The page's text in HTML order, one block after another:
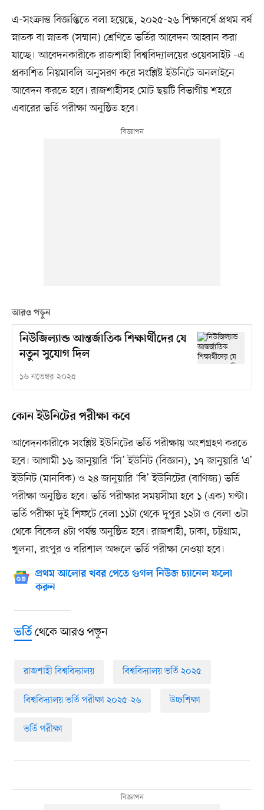
এ-সংক্রান্ত বিজ্ঞপ্তিতে বলা হয়েছে, ২০২৫-২৬ শিক্ষাবর্ষে প্রথম বর্ষ
স্নাতক বা স্নাতক (সম্মান) শ্রেণিতে ভর্তির আবেদন আহ্বান করা
যাচ্ছে। আবেদনকারীকে রাজশাহী বিশ্ববিদ্যালয়ের ওয়েবসাইট -এ
প্রকাশিত নিয়মাবলি অনুসরণ করে সংশ্লিষ্ট ইউনিটে অনলাইনে
আবেদন করতে হবে। রাজশাহীসহ মোট ছয়টি বিভাগীয় শহরে
এবারের ভর্তি পরীক্ষা অনুষ্ঠিত হবে।
আরও পড়ুন
নিউজিল্যান্ড আন্তর্জাতিক শিক্ষার্থীদের যে
নতুন সুযোগ দিল
১৬ নভেম্বর ২০২৫
কোন ইউনিটের পরীক্ষা কবে
আবেদনকারীকে সংশ্লিষ্ট ইউনিটের ভর্তি পরীক্ষায় অংশগ্রহণ করতে
হবে। আগামী ১৬ জানুয়ারি ‘সি’ ইউনিট (বিজ্ঞান), ১৭ জানুয়ারি ‘এ’
ইউনিট (মানবিক) ও ২৪ জানুয়ারি ‘বি’ ইউনিটের (বাণিজ্য) ভর্তি
পরীক্ষা অনুষ্ঠিত হবে। ভর্তি পরীক্ষার সময়সীমা হবে ১ (এক) ঘণ্টা।
ভর্তি পরীক্ষা দুই শিফটে বেলা ১১টা থেকে দুপুর ১২টা ও বেলা ৩টা
থেকে বিকেল ৪টা পর্যন্ত অনুষ্ঠিত হবে। রাজশাহী, ঢাকা, চট্টগ্রাম,
খুলনা, রংপুর ও বরিশাল অঞ্চলে ভর্তি পরীক্ষা নেওয়া হবে।
প্রথম আলোর খবর পেতে গুগল নিউজ চ্যানেল ফলো
করুন
ভর্তিথেকে আরও পড়ুন
রাজশাহী বিশ্ববিদ্যালয় বিশ্ববিদ্যালয় ভর্তি ২০২৫
বিশ্ববিদ্যালয় ভর্তি পরীক্ষা ২০২৫-২৬ উচ্চশিক্ষা
ভর্তি পরীক্ষা